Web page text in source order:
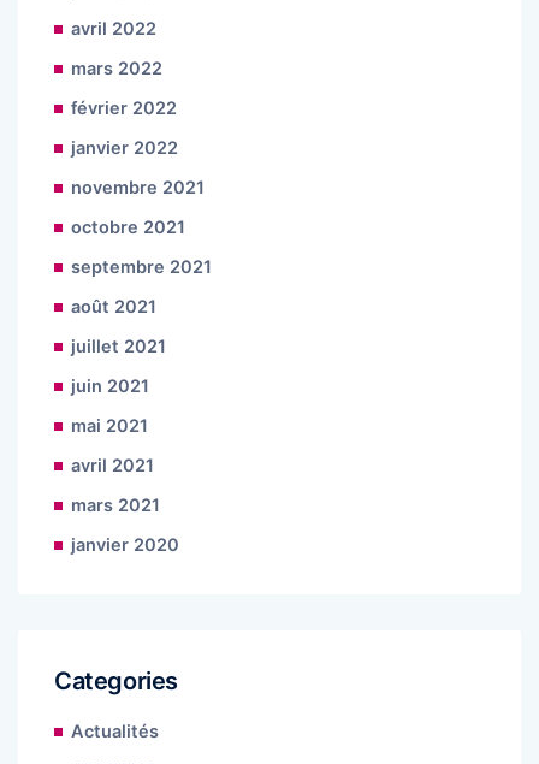
avril 2022
mars 2022
février 2022
janvier 2022
novembre 2021
octobre 2021
septembre 2021
août 2021
juillet 2021
juin 2021
mai 2021
avril 2021
mars 2021
janvier 2020
Categories
Actualités